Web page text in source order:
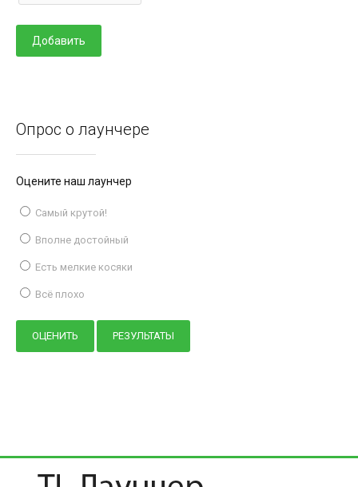
Опрос о лаунчере
Оцените наш лаунчер
Самый крутой!
Вполне достойный
Есть мелкие косяки
Всё плохо